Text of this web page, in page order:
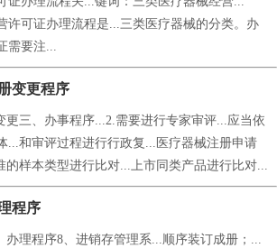
许可证办理流程是...三类医疗器械的分类。办
需要注...
变更程序
更三、办事程序...2.需要进行专家审评...应当依
...和审评过程进行行政复...医疗器械注册申请
的样本类型进行比对...上市同类产品进行比对...
程序
办理程序8、进销存管理系...顺序装订成册；...